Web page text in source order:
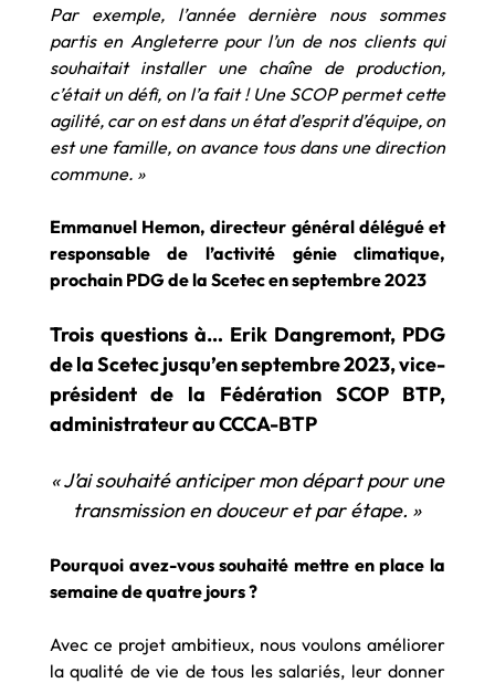
Par exemple, l’année dernière nous sommes
partis en Angleterre pour l’un de nos clients qui
souhaitait installer une chaîne de production,
c’était un défi, on l’a fait ! Une SCOP permet cette
agilité, car on est dans un état d’esprit d’équipe, on
est une famille, on avance tous dans une direction
commune. »
Emmanuel Hemon, directeur général délégué et
responsable de l’activité génie climatique,
prochain PDG de la Scetec en septembre 2023
Trois questions à… Erik Dangremont, PDG
de la Scetec jusqu’en septembre 2023, vice-
président de la Fédération SCOP BTP,
administrateur au CCCA-BTP
« J’ai souhaité anticiper mon départ pour une
transmission en douceur et par étape. »
Pourquoi avez-vous souhaité mettre en place la
semaine de quatre jours ?
Avec ce projet ambitieux, nous voulons améliorer
la qualité de vie de tous les salariés, leur donner